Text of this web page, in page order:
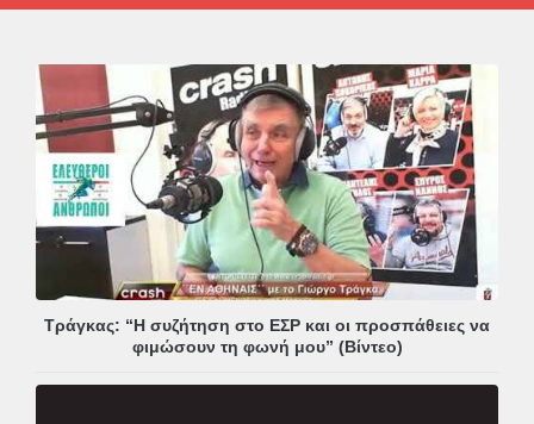
Τράγκας: “Η συζήτηση στο ΕΣΡ και οι προσπάθειες να
φιμώσουν τη φωνή μου” (Βίντεο)